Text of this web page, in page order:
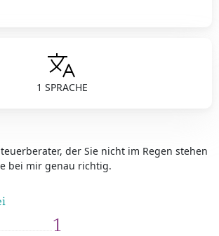
1 SPRACHE
der Sie nicht im Regen stehen
bei mir genau richtig.
1